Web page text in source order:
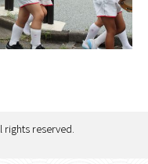
reserved.